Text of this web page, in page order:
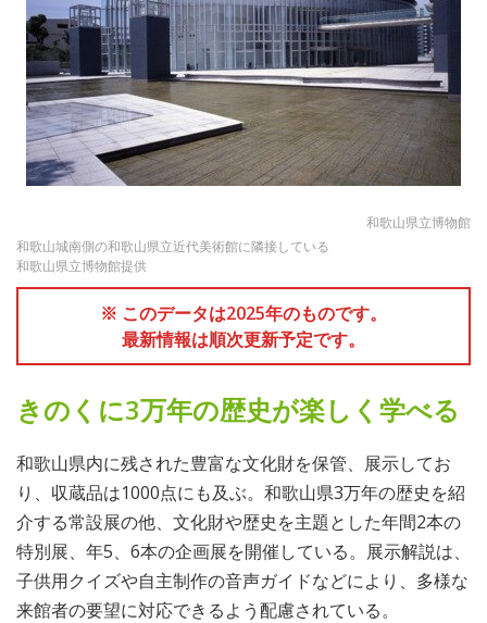
和歌山県立博物館
和歌山城南側の和歌山県立近代美術館に隣接している
和歌山県立博物館提供
※ このデータは2025年のものです。
最新情報は順次更新予定です。
きのくに3万年の歴史が楽しく学べる
和歌山県内に残された豊富な文化財を保管、展示してお
り、収蔵品は1000点にも及ぶ。和歌山県3万年の歴史を紹
介する常設展の他、文化財や歴史を主題とした年間2本の
特別展、年5、6本の企画展を開催している。展示解説は、
子供用クイズや自主制作の音声ガイドなどにより、多様な
来館者の要望に対応できるよう配慮されている。